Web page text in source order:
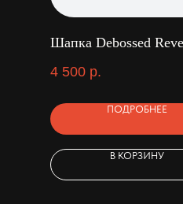
Шапка Debossed
4 500 р.
ПОДРОБНЕЕ
В КОРЗИНУ